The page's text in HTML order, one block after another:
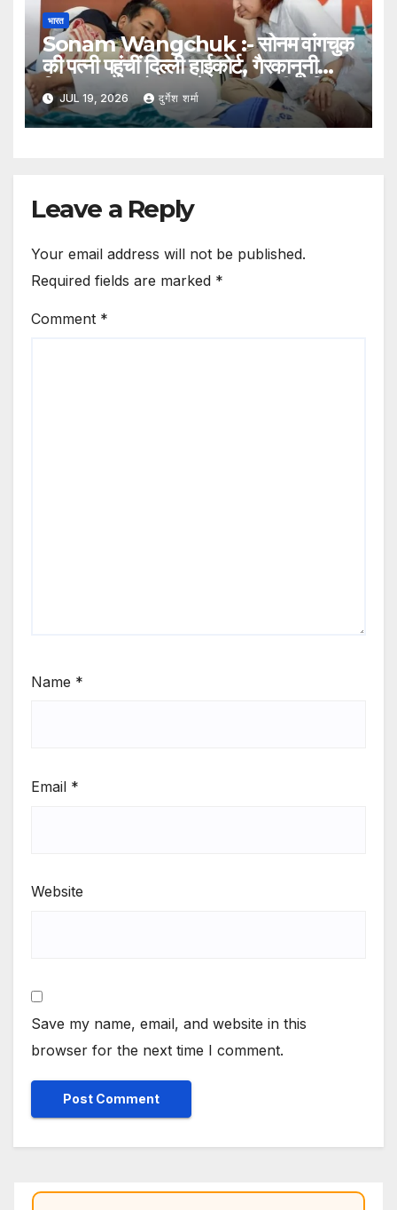
भारत
Sonam Wangchuk :- सोनम वांगचुक
की पत्नी पहुंचीं दिल्ली हाईकोर्ट, गैरकानूनी
हिरासत का आरोप लगाते हुए दायर की याचिका
JUL 19, 2026 दुर्गेश शर्मा
Leave a Reply
Your email address will not be published.
Required fields are marked *
Comment *
Name *
Email *
Website
Save my name, email, and website in this
browser for the next time I comment.